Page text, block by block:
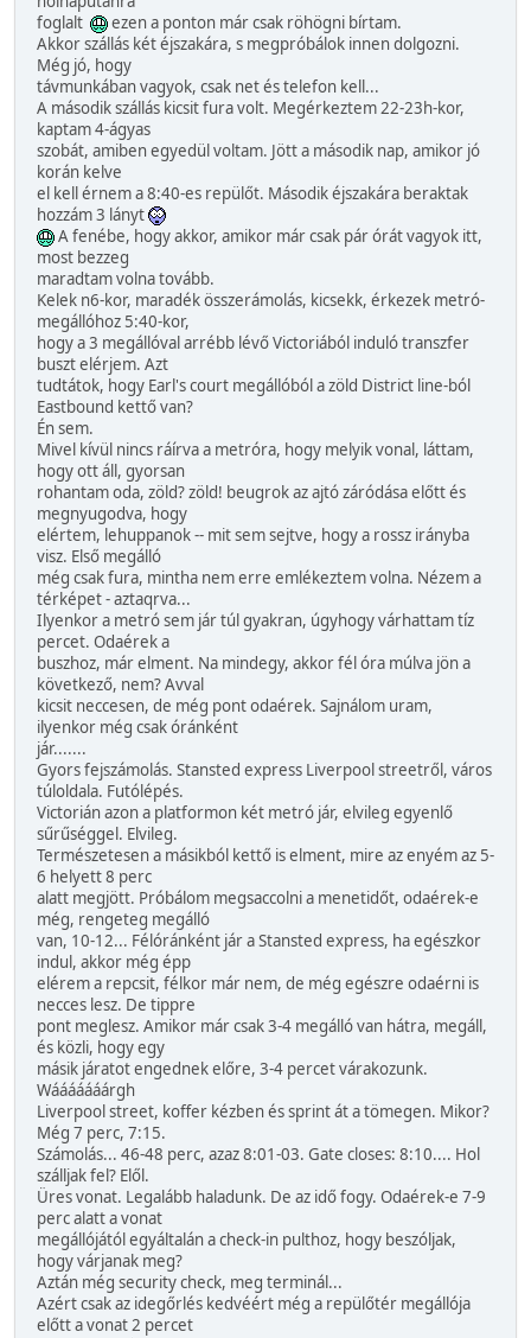
foglalt
ezen a ponton már csak röhögni bírtam.
Akkor szállás két éjszakára, s megpróbálok innen dolgozni.
Még jó, hogy
távmunkában vagyok, csak net és telefon kell...
A második szállás kicsit fura volt. Megérkeztem 22-23h-kor,
kaptam 4-ágyas
szobát, amiben egyedül voltam. Jött a második nap, amikor jó
korán kelve
el kell érnem a 8:40-es repülőt. Második éjszakára beraktak
hozzám 3 lányt
A fenébe, hogy akkor, amikor már csak pár órát vagyok itt,
most bezzeg
maradtam volna tovább.
Kelek n6-kor, maradék összerámolás, kicsekk, érkezek metró-
megállóhoz 5:40-kor,
hogy a 3 megállóval arrébb lévő Victoriából induló transzfer
buszt elérjem. Azt
tudtátok, hogy Earl's court megállóból a zöld District line-ból
Eastbound kettő van?
Én sem.
Mivel kívül nincs ráírva a metróra, hogy melyik vonal, láttam,
hogy ott áll, gyorsan
rohantam oda, zöld? zöld! beugrok az ajtó záródása előtt és
megnyugodva, hogy
elértem, lehuppanok -- mit sem sejtve, hogy a rossz irányba
visz. Első megálló
még csak fura, mintha nem erre emlékeztem volna. Nézem a
térképet - aztaqrva...
Ilyenkor a metró sem jár túl gyakran, úgyhogy várhattam tíz
percet. Odaérek a
buszhoz, már elment. Na mindegy, akkor fél óra múlva jön a
következő, nem? Avval
kicsit neccesen, de még pont odaérek. Sajnálom uram,
ilyenkor még csak óránként
jár.......
Gyors fejszámolás. Stansted express Liverpool streetről, város
túloldala. Futólépés.
Victorián azon a platformon két metró jár, elvileg egyenlő
sűrűséggel. Elvileg.
Természetesen a másikból kettő is elment, mire az enyém az 5-
6 helyett 8 perc
alatt megjött. Próbálom megsaccolni a menetidőt, odaérek-e
még, rengeteg megálló
van, 10-12... Félóránként jár a Stansted express, ha egészkor
indul, akkor még épp
elérem a repcsit, félkor már nem, de még egészre odaérni is
necces lesz. De tippre
pont meglesz. Amikor már csak 3-4 megálló van hátra, megáll,
és közli, hogy egy
másik járatot engednek előre, 3-4 percet várakozunk.
Wááááááárgh
Liverpool street, koffer kézben és sprint át a tömegen. Mikor?
Még 7 perc, 7:15.
Számolás... 46-48 perc, azaz 8:01-03. Gate closes: 8:10.... Hol
szálljak fel? Elől.
Üres vonat. Legalább haladunk. De az idő fogy. Odaérek-e 7-9
perc alatt a vonat
megállójától egyáltalán a check-in pulthoz, hogy beszóljak,
hogy várjanak meg?
Aztán még security check, meg terminál...
Azért csak az idegőrlés kedvéért még a repülőtér megállója
előtt a vonat 2 percet